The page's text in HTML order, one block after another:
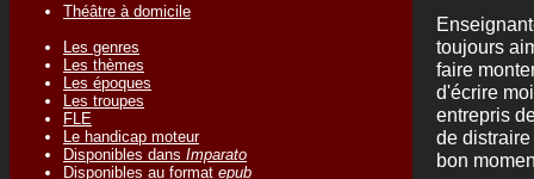
Théâtre à domicile
Les genres
Les thèmes
Les époques
Les troupes
FLE
Le handicap moteur
Disponibles dans Imparato
Disponibles au format epub
toujours
faire
d'écrire
entrepris
de
bon